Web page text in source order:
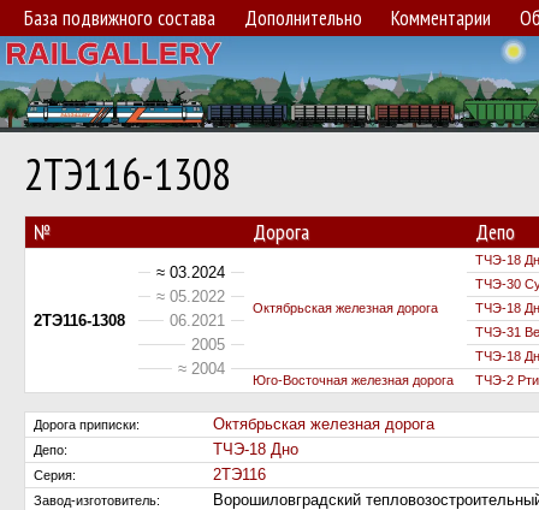
База подвижного состава Дополнительно Комментарии
2ТЭ116-1308
№ Дорога Депо
2ТЭ116-1308
≈ 03.2024
Октябрьская железная дорога
ТЧЭ-18
≈ 05.2022
ТЧЭ-30
06.2021
ТЧЭ-18
2005
ТЧЭ-31
≈ 2004
ТЧЭ-18
Юго-Восточная железная дорога
ТЧЭ-2
Дорога приписки: Октябрьская железная дорога
Депо: ТЧЭ-18 Дно
Серия: 2ТЭ116
Завод-изготовитель: Ворошиловградский